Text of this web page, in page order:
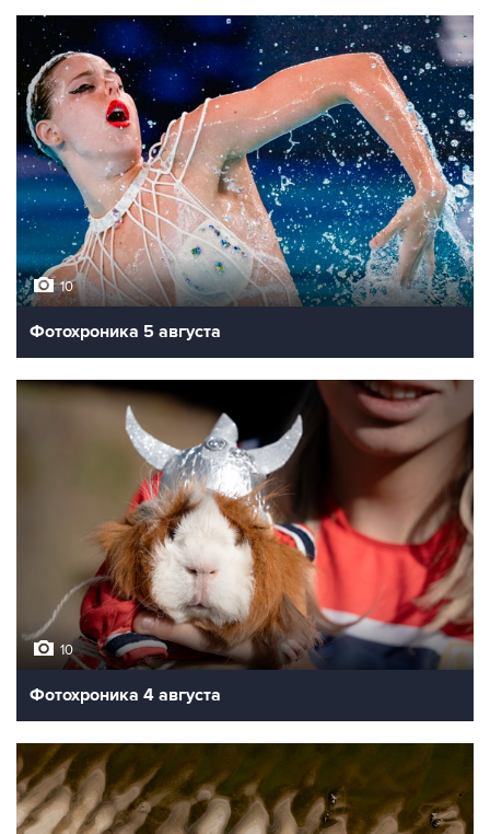
10
Фотохроника 5 августа
10
Фотохроника 4 августа